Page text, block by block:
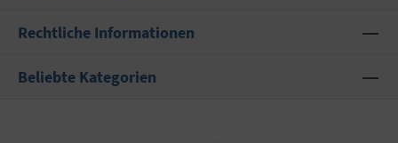
Rechtliche Informationen
Beliebte Kategorien